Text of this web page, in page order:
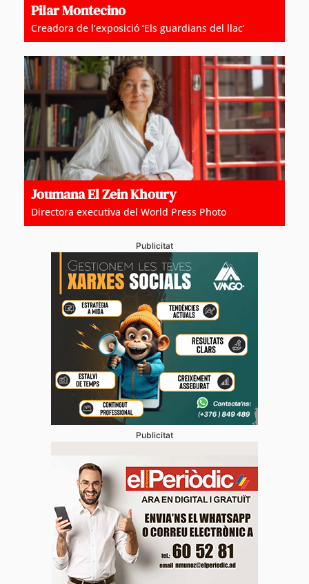
Pilar Montecino
Creadora de l’exposició ‘Els guardians del llac’
Joumana El Zein Khoury
Directora executiva del World Press Photo
Publicitat
Publicitat